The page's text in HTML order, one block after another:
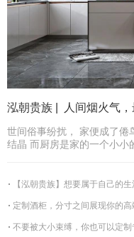
泓朝贵族 | 人间烟火气，
世间俗事纷扰， 家便成了倦
结晶 而厨房是家的一个小小
【泓朝贵族】想要属于自己的
定制酒柜，分寸之间展现你的
不要被大小束缚，你也可以定制